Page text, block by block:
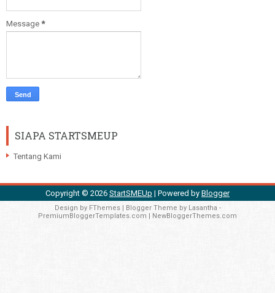
Message *
SIAPA STARTSMEUP
Tentang Kami
Copyright © 2026 StartSMEUp | Powered by Blogger
Design by FThemes| Blogger Theme by Lasantha -
PremiumBloggerTemplates.com | NewBloggerThemes.com